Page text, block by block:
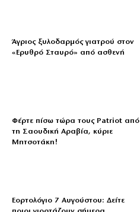
Άγριος ξυλοδαρμός γιατρού στον
«Ερυθρό Σταυρό» από ασθενή
Φέρτε πίσω τώρα τους Patriot από
τη Σαουδική Αραβία, κύριε
Μητσοτάκη!
Εορτολόγιο 7 Αυγούστου: Δείτε